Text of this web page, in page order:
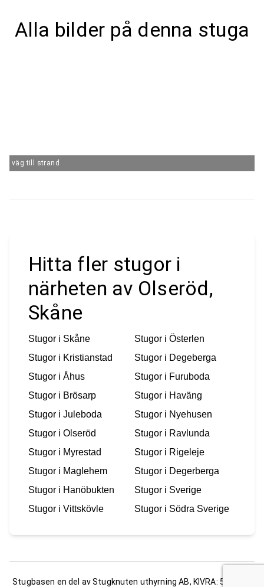
Alla bilder på denna stuga
väg till strand
Hitta fler stugor i
närheten av Olseröd,
Skåne
Stugor i Skåne Stugor i Österlen
Stugor i Kristianstad Stugor i Degeberga
Stugor i Åhus Stugor i Furuboda
Stugor i Brösarp Stugor i Haväng
Stugor i Juleboda Stugor i Nyehusen
Stugor i Olseröd Stugor i Ravlunda
Stugor i Myrestad Stugor i Rigeleje
Stugor i Maglehem Stugor i Degerberga
Stugor i Hanöbukten Stugor i Sverige
Stugor i Vittskövle Stugor i Södra Sverige
Stugbasen en del av Stugknuten uthyrning AB, KIVRA: 556681-